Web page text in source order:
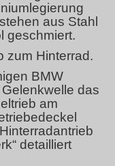
aus Stahl
geschmiert.
zum Hinterrad.
BMW
das
am
detailliert